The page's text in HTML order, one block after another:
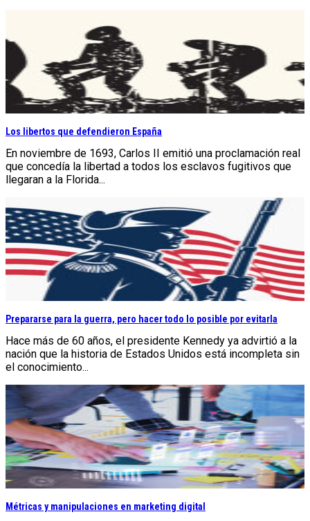
Los libertos que defendieron España
En noviembre de 1693, Carlos II emitió una proclamación real
que concedía la libertad a todos los esclavos fugitivos que
llegaran a la Florida...
Prepararse para la guerra, pero hacer todo lo posible por evitarla
Hace más de 60 años, el presidente Kennedy ya advirtió a la
nación que la historia de Estados Unidos está incompleta sin
el conocimiento...
Métricas y manipulaciones en marketing digital